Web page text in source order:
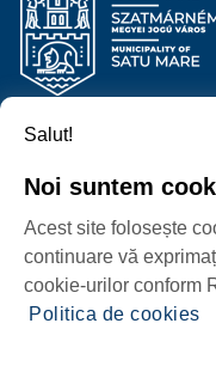
P-ȚA 25 OCTOMBRIE,
Salut!
Noi suntem
Acest site folosește
continuare vă
cookie-urilor conform
Politica de cookies